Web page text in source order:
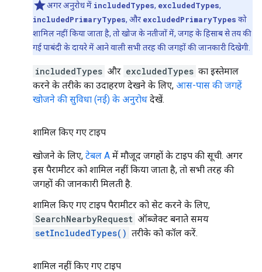
अगर अनुरोध में includedTypes, excludedTypes,
includedPrimaryTypes, और excludedPrimaryTypes को
शामिल नहीं किया जाता है, तो खोज के नतीजों में, जगह के हिसाब से तय की
गई पाबंदी के दायरे में आने वाली सभी तरह की जगहों की जानकारी दिखेगी.
includedTypes और excludedTypes का इस्तेमाल
करने के तरीके का उदाहरण देखने के लिए, आस-पास की जगहें
खोजने की सुविधा (नई) के अनुरोध देखें.
शामिल किए गए टाइप
खोजने के लिए, टेबल A में मौजूद जगहों के टाइप की सूची. अगर
इस पैरामीटर को शामिल नहीं किया जाता है, तो सभी तरह की
जगहों की जानकारी मिलती है.
शामिल किए गए टाइप पैरामीटर को सेट करने के लिए,
SearchNearbyRequest ऑब्जेक्ट बनाते समय
setIncludedTypes() तरीके को कॉल करें.
शामिल नहीं किए गए टाइप